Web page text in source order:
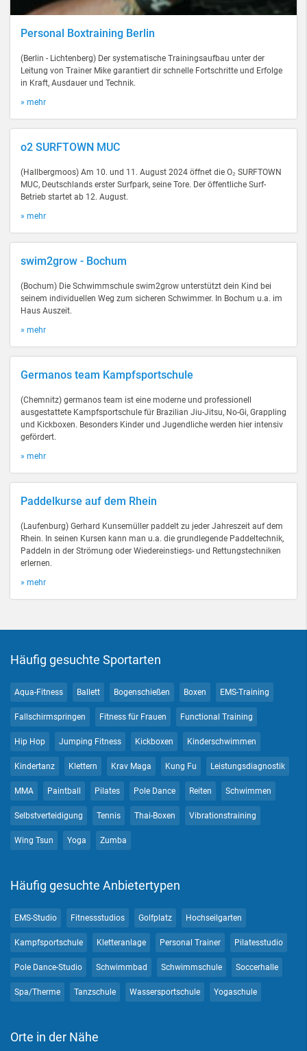
Personal Boxtraining Berlin
(Berlin - Lichtenberg) Der systematische Trainingsaufbau unter der
Leitung von Trainer Mike garantiert dir schnelle Fortschritte und Erfolge
in Kraft, Ausdauer und Technik.
» mehr
o2 SURFTOWN MUC
(Hallbergmoos) Am 10. und 11. August 2024 öffnet die O₂ SURFTOWN
MUC, Deutschlands erster Surfpark, seine Tore. Der öffentliche Surf-
Betrieb startet ab 12. August.
» mehr
swim2grow - Bochum
(Bochum) Die Schwimmschule swim2grow unterstützt dein Kind bei
seinem individuellen Weg zum sicheren Schwimmer. In Bochum u.a. im
Haus Auszeit.
» mehr
Germanos team Kampfsportschule
(Chemnitz) germanos team ist eine moderne und professionell
ausgestattete Kampfsportschule für Brazilian Jiu-Jitsu, No-Gi, Grappling
und Kickboxen. Besonders Kinder und Jugendliche werden hier intensiv
gefördert.
» mehr
Paddelkurse auf dem Rhein
(Laufenburg) Gerhard Kunsemüller paddelt zu jeder Jahreszeit auf dem
Rhein. In seinen Kursen kann man u.a. die grundlegende Paddeltechnik,
Paddeln in der Strömung oder Wiedereinstiegs- und Rettungstechniken
erlernen.
» mehr
Häufig gesuchte Sportarten
Aqua-Fitness Ballett Bogenschießen Boxen EMS-Training
Fallschirmspringen Fitness für Frauen Functional Training
Hip Hop Jumping Fitness Kickboxen Kinderschwimmen
Kindertanz Klettern Krav Maga Kung Fu Leistungsdiagnostik
MMA Paintball Pilates Pole Dance Reiten Schwimmen
Selbstverteidigung Tennis Thai-Boxen Vibrationstraining
Wing Tsun Yoga Zumba
Häufig gesuchte Anbietertypen
EMS-Studio Fitnessstudios Golfplatz Hochseilgarten
Kampfsportschule Kletteranlage Personal Trainer Pilatesstudio
Pole Dance-Studio Schwimmbad Schwimmschule Soccerhalle
Spa/Therme Tanzschule Wassersportschule Yogaschule
Orte in der Nähe